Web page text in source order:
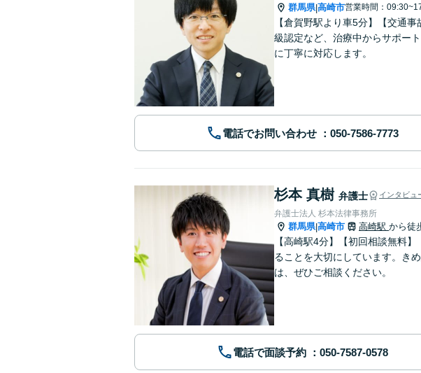
群馬県|高崎市営業時間：
【倉賀野駅より車5分】【交通
級認定など、治療中からサポー
に丁寧に対応します。
電話でお問い合わせ
杉本 真樹 弁護士 インタビュ
弁護士法人 杉本法律事務所
群馬県|高崎市 高崎駅 から徒
【高崎駅4分】【初回相談無料
ることを大切にしています。き
は、ぜひご相談ください。
電話で面談予約